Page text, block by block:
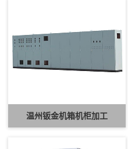
温州钣金机箱机柜加工